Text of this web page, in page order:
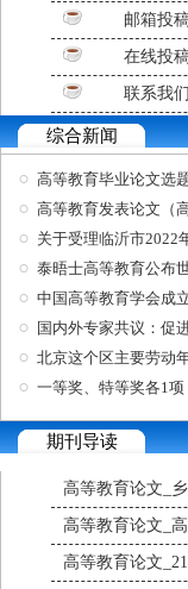
邮箱投
在线投
联系我们
综合新闻
期刊导读
高等教育论文_
高等教育论文_
高等教育论文